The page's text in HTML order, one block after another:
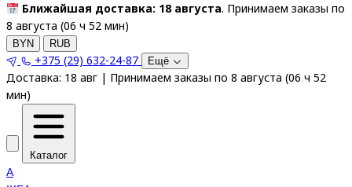
Ближайшая доставка: 18 августа. Принимаем заказы по
8 августа (06 ч 52 мин)
BYN RUB
+375 (29) 632-24-87 Ещё
Доставка: 18 авг | Принимаем заказы по 8 августа (06 ч 52
мин)
Каталог
A